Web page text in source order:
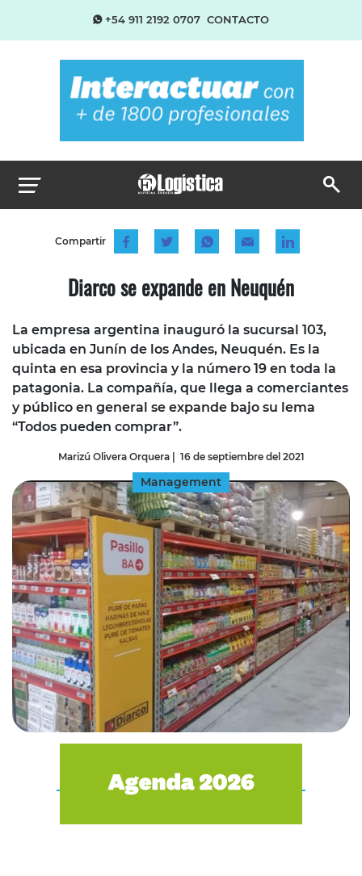
+54 911 2192 0707 CONTACTO
Compartir
Diarco se expande en Neuquén
La empresa argentina inauguró la sucursal 103,
ubicada en Junín de los Andes, Neuquén. Es la
quinta en esa provincia y la número 19 en toda la
patagonia. La compañía, que llega a comerciantes
y público en general se expande bajo su lema
“Todos pueden comprar”.
Marizú Olivera Orquera| 16 de septiembre del 2021
Management